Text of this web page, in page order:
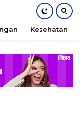
Kesehatan